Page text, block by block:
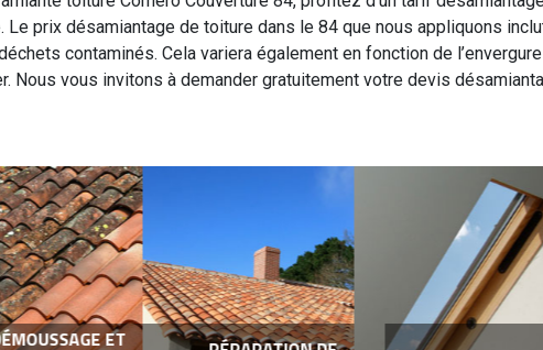
Le prix désamiantage de toiture dans le 84 que nous appliquons
contaminés. Cela variera également en fonction de
Nous vous invitons à demander gratuitement votre devis
ET